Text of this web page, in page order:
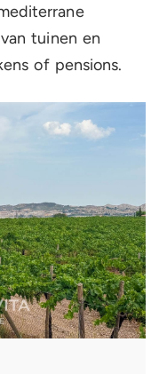
tuinen en
of pensions.